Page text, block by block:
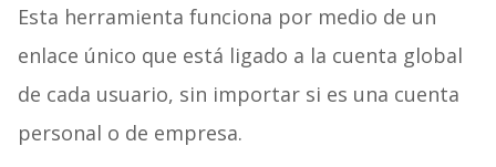
Esta herramienta funciona por medio de un
enlace único que está ligado a la cuenta global
de cada usuario, sin importar si es una cuenta
personal o de empresa.